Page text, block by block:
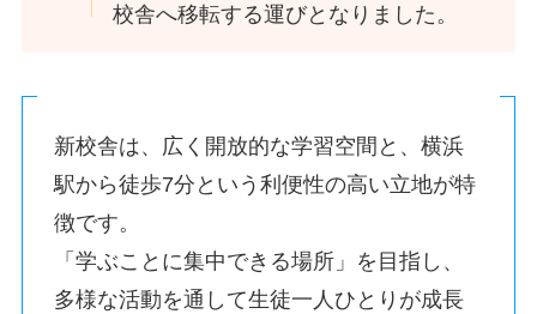
校舎へ移転する運びとなりました。
新校舎は、広く開放的な学習空間と、横浜
駅から徒歩7分という利便性の高い立地が特
徴です。
「学ぶことに集中できる場所」を目指し、
多様な活動を通して生徒一人ひとりが成長